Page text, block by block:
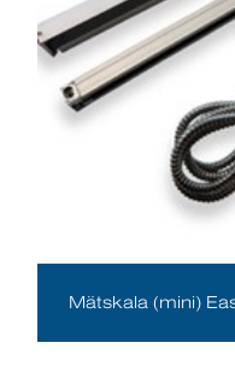
Mätskala (mini)